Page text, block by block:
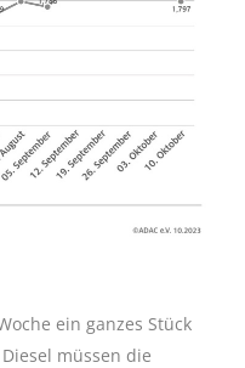
ein ganzes Stück
müssen die